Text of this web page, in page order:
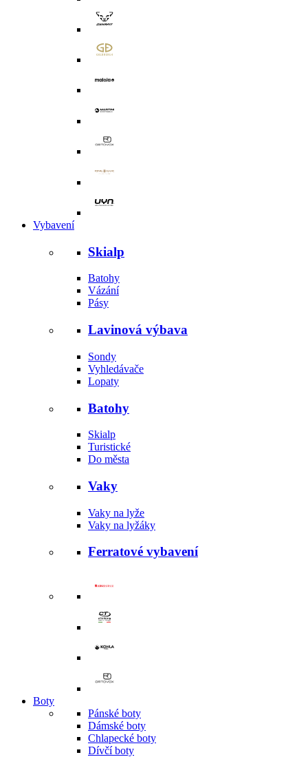
Vybavení
Skialp
Batohy
Vázání
Pásy
Lavinová výbava
Sondy
Vyhledávače
Lopaty
Batohy
Skialp
Turistické
Do města
Vaky
Vaky na lyže
Vaky na lyžáky
Ferratové vybavení
Boty
Pánské boty
Dámské boty
Chlapecké boty
Dívčí boty